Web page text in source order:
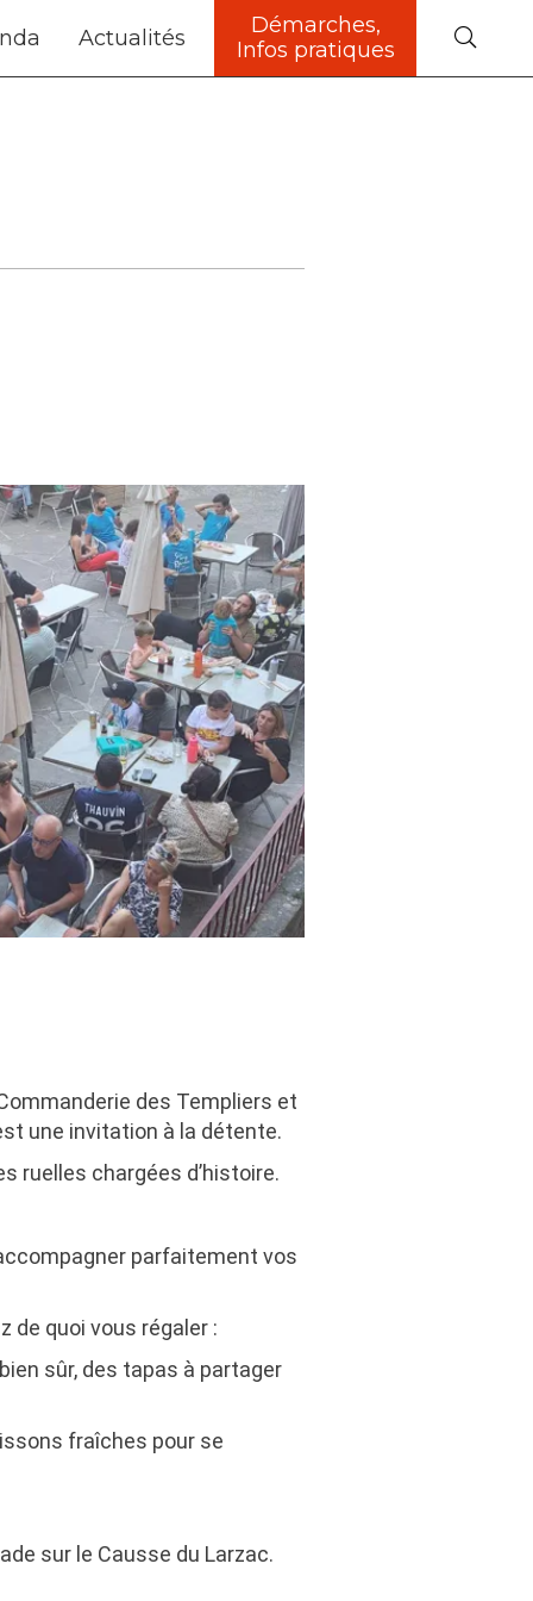
Actualités
Démarches,
Infos pratiques
des Templiers et
une invitation à la détente.
ruelles chargées d’histoire.
parfaitement vos
de quoi vous régaler :
sûr, des tapas à partager
fraîches pour se
sur le Causse du Larzac.